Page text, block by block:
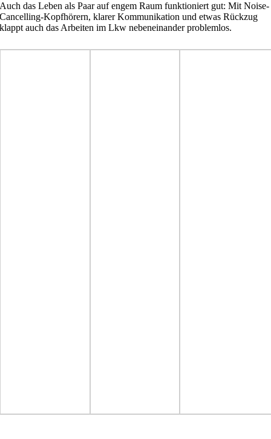
Auch das Leben als Paar auf engem Raum funktioniert gut: Mit Noise-
Cancelling-Kopfhörern, klarer Kommunikation und etwas Rückzug
klappt auch das Arbeiten im Lkw nebeneinander problemlos.